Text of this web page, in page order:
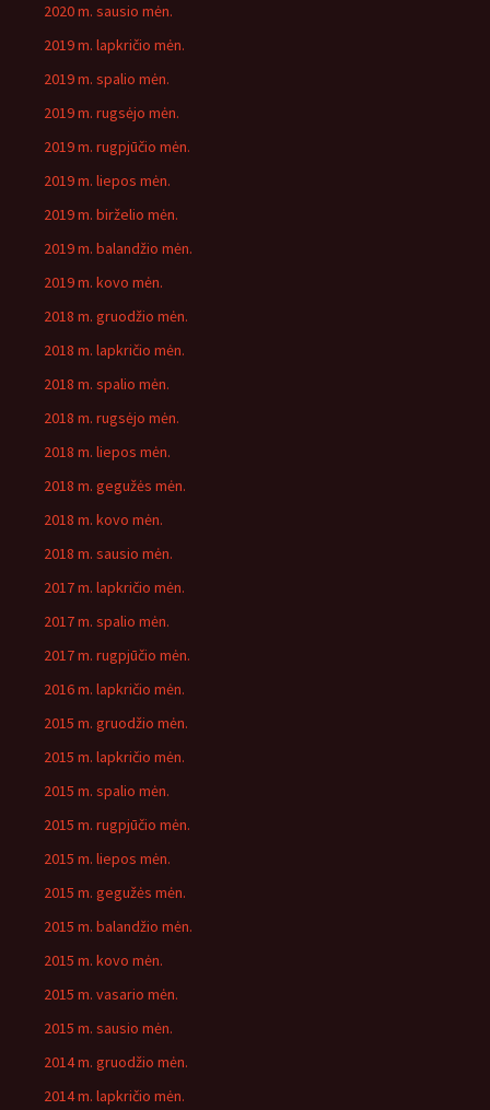
2020 m. sausio mėn.
2019 m. lapkričio mėn.
2019 m. spalio mėn.
2019 m. rugsėjo mėn.
2019 m. rugpjūčio mėn.
2019 m. liepos mėn.
2019 m. birželio mėn.
2019 m. balandžio mėn.
2019 m. kovo mėn.
2018 m. gruodžio mėn.
2018 m. lapkričio mėn.
2018 m. spalio mėn.
2018 m. rugsėjo mėn.
2018 m. liepos mėn.
2018 m. gegužės mėn.
2018 m. kovo mėn.
2018 m. sausio mėn.
2017 m. lapkričio mėn.
2017 m. spalio mėn.
2017 m. rugpjūčio mėn.
2016 m. lapkričio mėn.
2015 m. gruodžio mėn.
2015 m. lapkričio mėn.
2015 m. spalio mėn.
2015 m. rugpjūčio mėn.
2015 m. liepos mėn.
2015 m. gegužės mėn.
2015 m. balandžio mėn.
2015 m. kovo mėn.
2015 m. vasario mėn.
2015 m. sausio mėn.
2014 m. gruodžio mėn.
2014 m. lapkričio mėn.